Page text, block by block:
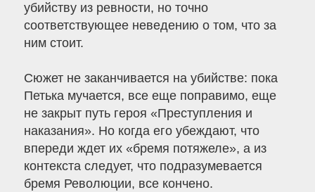
убийству из ревности, но точно
соответствующее неведению о том, что за
ним стоит.
Сюжет не заканчивается на убийстве: пока
Петька мучается, все еще поправимо, еще
не закрыт путь героя «Преступления и
наказания». Но когда его убеждают, что
впереди ждет их «бремя потяжеле», а из
контекста следует, что подразумевается
бремя Революции, все кончено.